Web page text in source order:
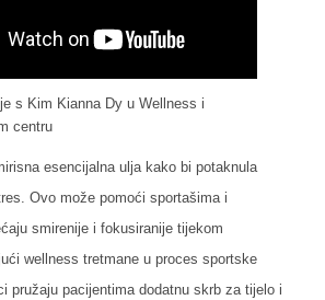
s Kim Kianna Dy u Wellness i
centru
esencijalna ulja kako bi potaknula
Ovo može pomoći sportašima i
smirenije i fokusiranije tijekom
wellness tretmane u proces sportske
pružaju pacijentima dodatnu skrb za tijelo i